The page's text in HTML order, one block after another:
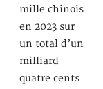
mille chinois
en 2023 sur
un total d’un
milliard
quatre cents